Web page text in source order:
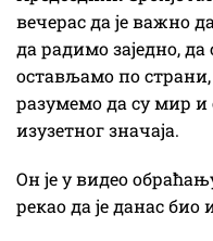
вечерас да је важно
да радимо заједно,
остављамо по
разумемо да су мир и
изузетног значаја.
Он је у видео
рекао да је данас био